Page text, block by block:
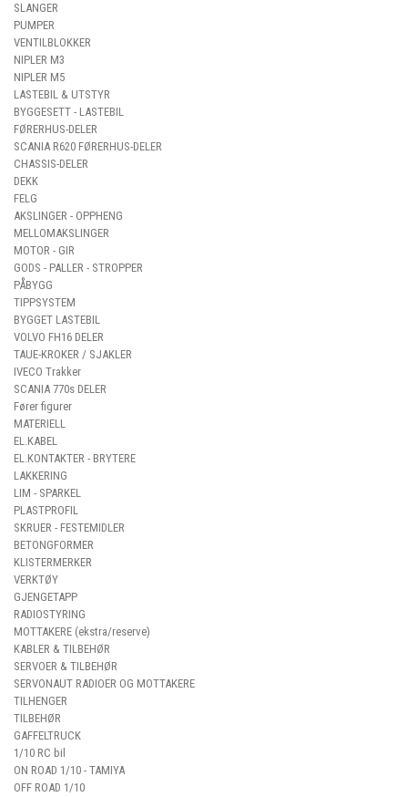
SLANGER
PUMPER
VENTILBLOKKER
NIPLER M3
NIPLER M5
LASTEBIL & UTSTYR
BYGGESETT - LASTEBIL
FØRERHUS-DELER
SCANIA R620 FØRERHUS-DELER
CHASSIS-DELER
DEKK
FELG
AKSLINGER - OPPHENG
MELLOMAKSLINGER
MOTOR - GIR
GODS - PALLER - STROPPER
PÅBYGG
TIPPSYSTEM
BYGGET LASTEBIL
VOLVO FH16 DELER
TAUE-KROKER / SJAKLER
IVECO Trakker
SCANIA 770s DELER
Fører figurer
MATERIELL
EL.KABEL
EL.KONTAKTER - BRYTERE
LAKKERING
LIM - SPARKEL
PLASTPROFIL
SKRUER - FESTEMIDLER
BETONGFORMER
KLISTERMERKER
VERKTØY
GJENGETAPP
RADIOSTYRING
MOTTAKERE (ekstra/reserve)
KABLER & TILBEHØR
SERVOER & TILBEHØR
SERVONAUT RADIOER OG MOTTAKERE
TILHENGER
TILBEHØR
GAFFELTRUCK
1/10 RC bil
ON ROAD 1/10 - TAMIYA
OFF ROAD 1/10